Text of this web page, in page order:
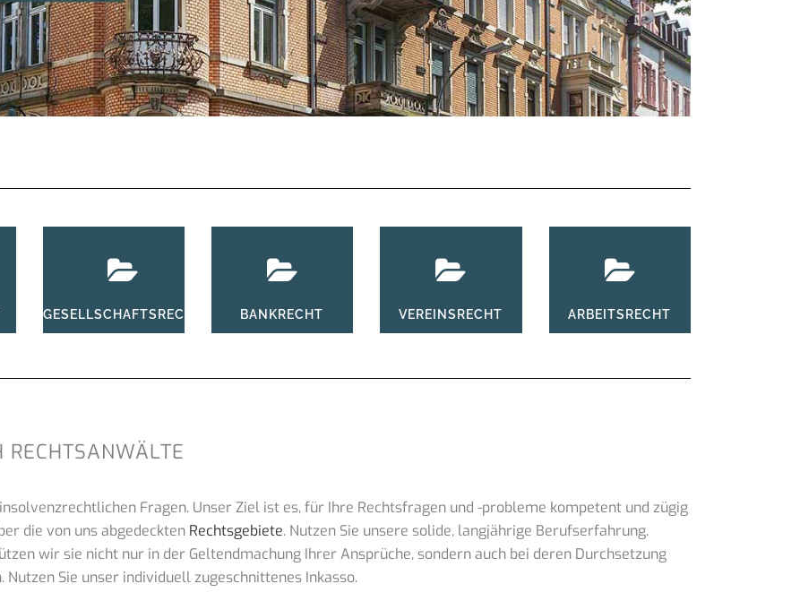
GESELLSCHAFTSRECHT BANKRECHT VEREINSRECHT ARBEITSRECHT
Fragen. Unser Ziel ist es, für Ihre Rechtsfragen und -probleme kompetent und zügig
die von uns abgedeckten Rechtsgebiete. Nutzen Sie unsere solide, langjährige Berufserfahrung.
wir sie nicht nur in der Geltendmachung Ihrer Ansprüche, sondern auch bei deren Durchsetzung
Sie unser individuell zugeschnittenes Inkasso.